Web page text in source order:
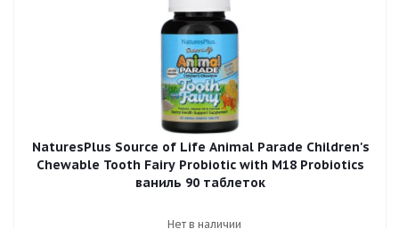
NaturesPlus Source of Life Animal Parade Children's
Chewable Tooth Fairy Probiotic with M18 Probiotics
ваниль 90 таблеток
Нет в наличии